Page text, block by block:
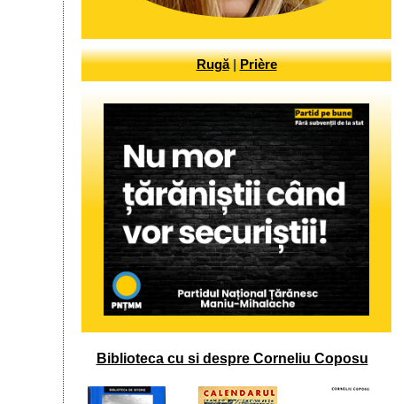
Rugă|Prière
Biblioteca cu si despre Corneliu Coposu